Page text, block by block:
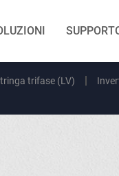
trifase (LV)